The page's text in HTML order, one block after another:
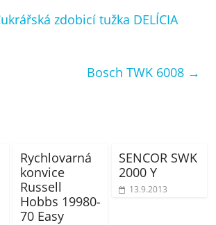
zdobicí tužka DELÍCIA
Bosch TWK 6008 →
Rychlovarná
konvice
Russell
Hobbs 19980-
70 Easy
SENCOR SWK
2000 Y
13.9.2013